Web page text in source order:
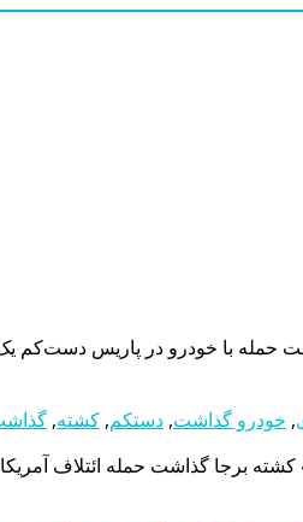
, خودرو گذاشت, دستکم, کشته,